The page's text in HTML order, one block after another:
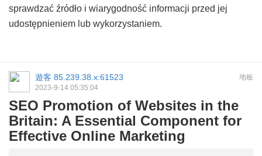
sprawdzać źródło i wiarygodność informacji przed jej
udostępnieniem lub wykorzystaniem.
地板
遊客 85.239.38.x:61523
2023-9-14 05:35:04
SEO Promotion of Websites in the
Britain: A Essential Component for
Effective Online Marketing